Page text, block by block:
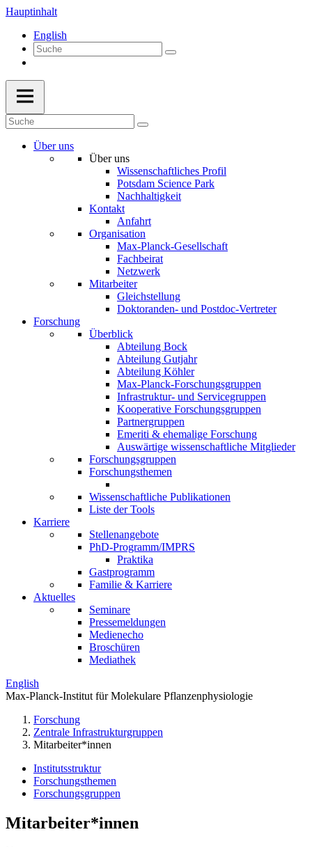
Hauptinhalt
English
Über uns
Über uns
Wissenschaftliches Profil
Potsdam Science Park
Nachhaltigkeit
Kontakt
Anfahrt
Organisation
Max-Planck-Gesellschaft
Fachbeirat
Netzwerk
Mitarbeiter
Gleichstellung
Doktoranden- und Postdoc-Vertreter
Forschung
Überblick
Abteilung Bock
Abteilung Gutjahr
Abteilung Köhler
Max-Planck-Forschungsgruppen
Infrastruktur- und Servicegruppen
Kooperative Forschungsgruppen
Partnergruppen
Emeriti & ehemalige Forschung
Auswärtige wissenschaftliche Mitglieder
Forschungsgruppen
Forschungsthemen
Wissenschaftliche Publikationen
Liste der Tools
Karriere
Stellenangebote
PhD-Programm/IMPRS
Praktika
Gastprogramm
Familie & Karriere
Aktuelles
Seminare
Pressemeldungen
Medienecho
Broschüren
Mediathek
English
Max-Planck-Institut für Molekulare Pflanzenphysiologie
Forschung
Zentrale Infrastrukturgruppen
Mitarbeiter*innen
Institutsstruktur
Forschungsthemen
Forschungsgruppen
Mitarbeiter*innen